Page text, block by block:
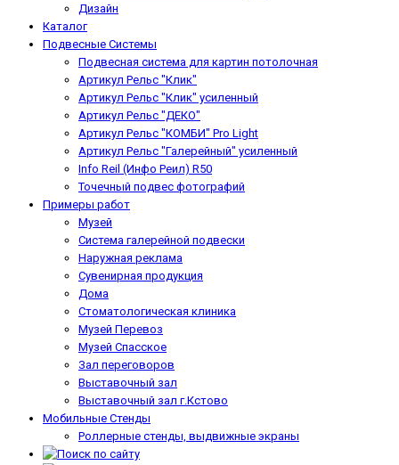
Дизайн
Каталог
Подвесные Системы
Подвесная система для картин потолочная
Артикул Рельс "Клик"
Артикул Рельс "Клик" усиленный
Артикул Рельс "ДЕКО"
Артикул Рельс "КОМБИ" Pro Light
Артикул Рельс "Галерейный" усиленный
Info Reil (Инфо Реил) R50
Точечный подвес фотографий
Примеры работ
Музей
Система галерейной подвески
Наружная реклама
Сувенирная продукция
Дома
Стоматологическая клиника
Музей Перевоз
Музей Спасское
Зал переговоров
Выставочный зал
Выставочный зал г.Кстово
Мобильные Стенды
Роллерные стенды, выдвижные экраны